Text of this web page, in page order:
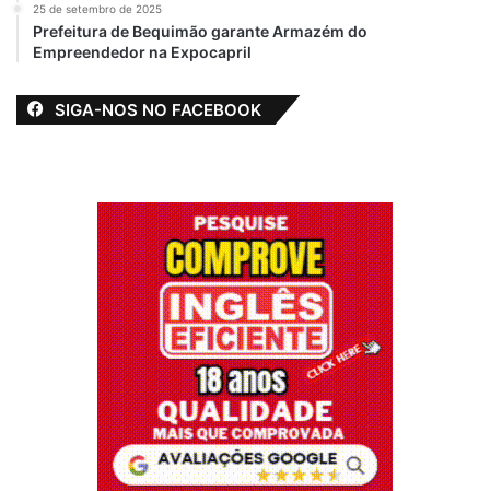
25 de setembro de 2025
Prefeitura de Bequimão garante Armazém do
Empreendedor na Expocapril
SIGA-NOS NO FACEBOOK